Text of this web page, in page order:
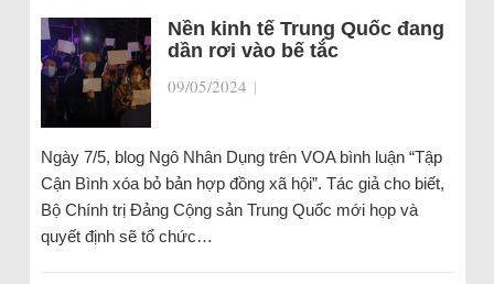
Nền kinh tế Trung Quốc đang
dần rơi vào bế tắc
09/05/2024 |
Ngày 7/5, blog Ngô Nhân Dụng trên VOA bình luận “Tập
Cận Bình xóa bỏ bản hợp đồng xã hội”. Tác giả cho biết,
Bộ Chính trị Đảng Cộng sản Trung Quốc mới họp và
quyết định sẽ tổ chức…